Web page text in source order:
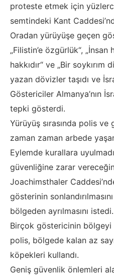
proteste etmek için
semtindeki Kant
Oradan yürüyüşe geçen
„Filistin’e özgürlük“,
hakkıdır“ ve „Bir soykırım
yazan dövizler taşıdı ve
Göstericiler Almanya’nın
tepki gösterdi.
Yürüyüş sırasında polis ve
zaman zaman arbede
Eylemde kurallara
güvenliğine zarar
Joachimsthaler
gösterinin
bölgeden ayrılmasını istedi.
Birçok göstericinin bölgeyi
polis, bölgede kalan az
köpekleri kullandı.
Geniş güvenlik önlemleri